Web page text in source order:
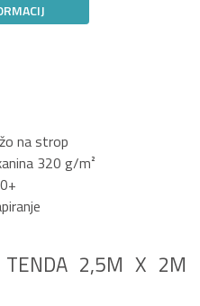
na strop
320 g/m²
TENDA 2,5M X 2M